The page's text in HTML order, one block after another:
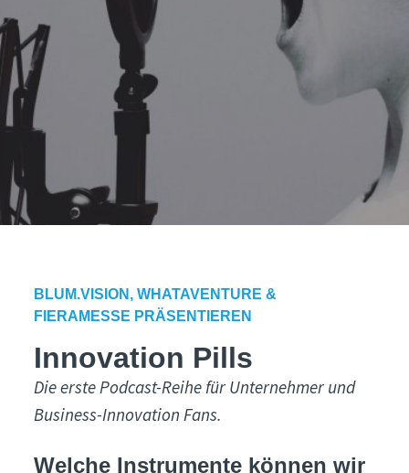
BLUM.VISION, WHATAVENTURE &
FIERAMESSE PRÄSENTIEREN
Innovation Pills
Die erste Podcast-Reihe für Unternehmer und
Business-Innovation Fans.
Welche Instrumente können wir